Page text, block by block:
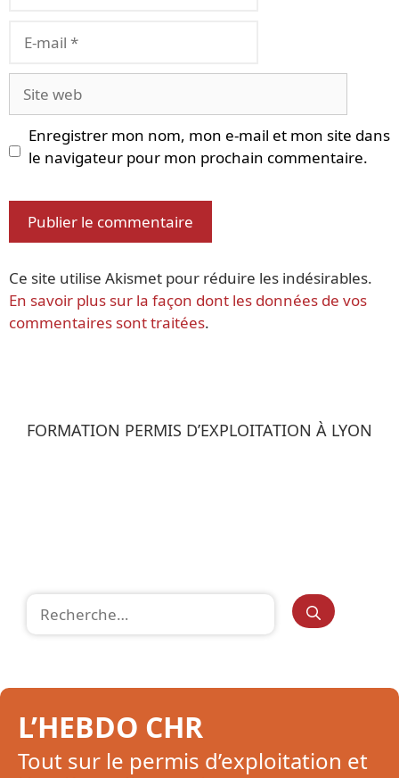
mail
web
Enregistrer mon nom, mon e-mail et mon site dans
le navigateur pour mon prochain commentaire.
Ce site utilise Akismet pour réduire les indésirables.
En savoir plus sur la façon dont les données de vos
commentaires sont traitées.
FORMATION PERMIS D’EXPLOITATION À LYON
L’HEBDO CHR
Tout sur le permis d’exploitation et